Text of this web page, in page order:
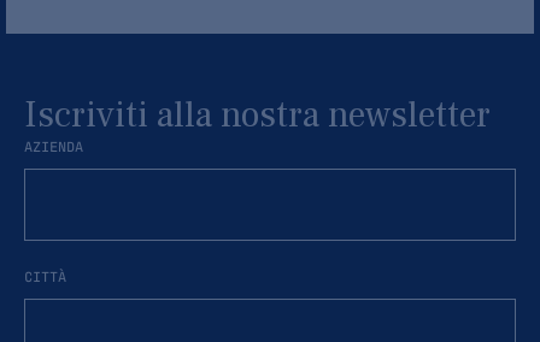
Iscriviti alla nostra newsletter
AZIENDA
CITTÀ